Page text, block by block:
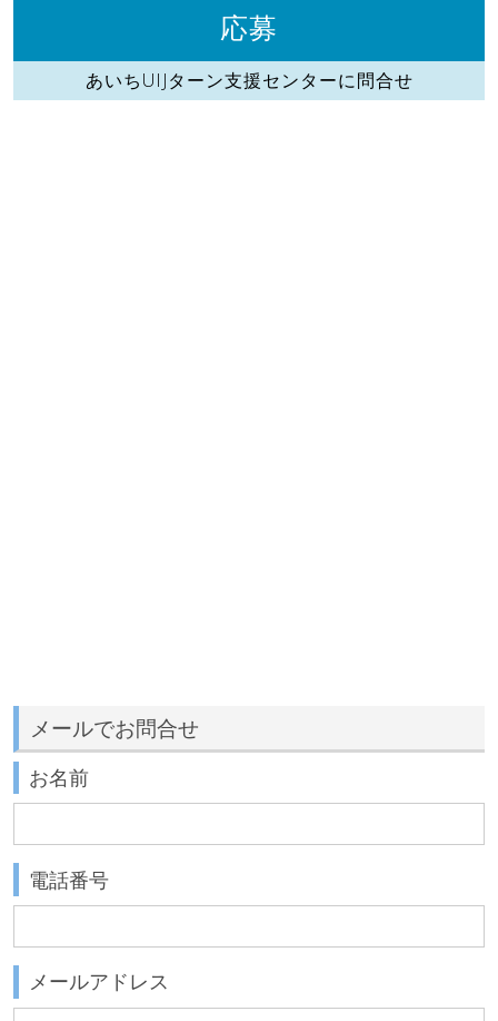
応募
あいちUIJターン支援センターに問合せ
メールでお問合せ
お名前
電話番号
メールアドレス